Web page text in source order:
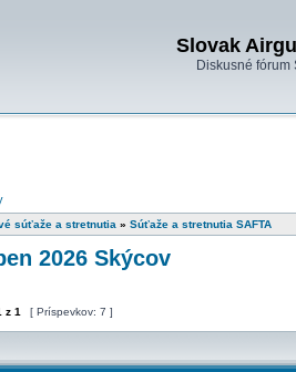
Slovak
Diskusné fórum
súťaže a stretnutia » Súťaže a stretnutia SAFTA
2026 Skýcov
z 1 [ Príspevkov: 7 ]